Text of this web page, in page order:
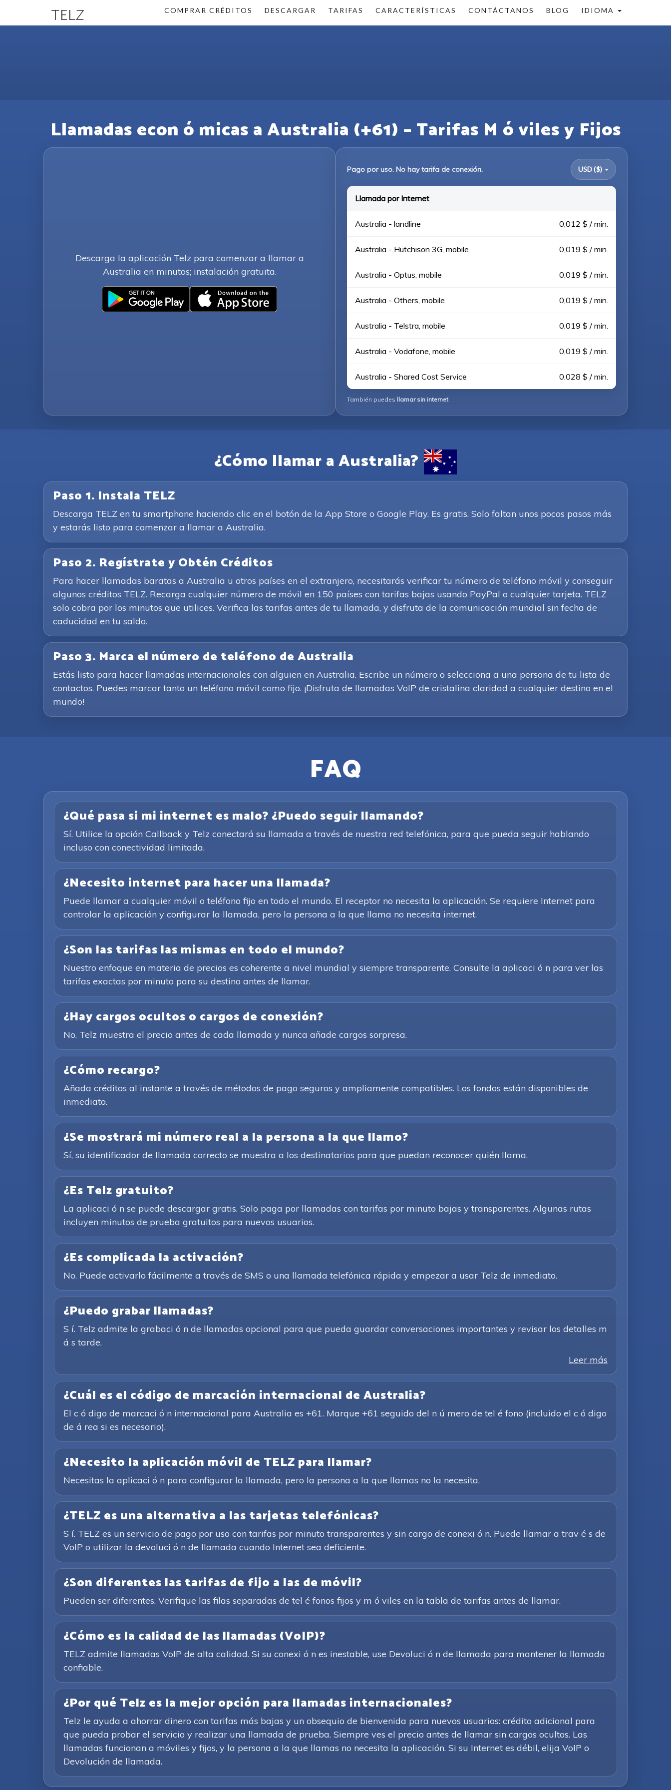
TELZ COMPRAR CRÉDITOS DESCARGAR TARIFAS CARACTERÍSTICAS CONTÁCTANOS BLOG IDIOMA
Llamadas econ ó micas a Australia (+61) – Tarifas M ó viles y Fijos
Descarga la aplicación Telz para comenzar a llamar a
Australia en minutos; instalación gratuita.
Pago por uso. No hay tarifa de conexión. USD ($)
Llamada por Internet
Australia - landline 0,012 $ / min.
Australia - Hutchison 3G, mobile 0,019 $ / min.
Australia - Optus, mobile 0,019 $ / min.
Australia - Others, mobile 0,019 $ / min.
Australia - Telstra, mobile 0,019 $ / min.
Australia - Vodafone, mobile 0,019 $ / min.
Australia - Shared Cost Service 0,028 $ / min.
También puedes llamar sin internet.
¿Cómo llamar a Australia?
Paso 1. Instala TELZ
Descarga TELZ en tu smartphone haciendo clic en el botón de la App Store o Google Play. Es gratis. Solo faltan unos pocos pasos más
y estarás listo para comenzar a llamar a Australia.
Paso 2. Regístrate y Obtén Créditos
Para hacer llamadas baratas a Australia u otros países en el extranjero, necesitarás verificar tu número de teléfono móvil y conseguir
algunos créditos TELZ. Recarga cualquier número de móvil en 150 países con tarifas bajas usando PayPal o cualquier tarjeta. TELZ
solo cobra por los minutos que utilices. Verifica las tarifas antes de tu llamada, y disfruta de la comunicación mundial sin fecha de
caducidad en tu saldo.
Paso 3. Marca el número de teléfono de Australia
Estás listo para hacer llamadas internacionales con alguien en Australia. Escribe un número o selecciona a una persona de tu lista de
contactos. Puedes marcar tanto un teléfono móvil como fijo. ¡Disfruta de llamadas VoIP de cristalina claridad a cualquier destino en el
mundo!
FAQ
¿Qué pasa si mi internet es malo? ¿Puedo seguir llamando?
Sí. Utilice la opción Callback y Telz conectará su llamada a través de nuestra red telefónica, para que pueda seguir hablando
incluso con conectividad limitada.
¿Necesito internet para hacer una llamada?
Puede llamar a cualquier móvil o teléfono fijo en todo el mundo. El receptor no necesita la aplicación. Se requiere Internet para
controlar la aplicación y configurar la llamada, pero la persona a la que llama no necesita internet.
¿Son las tarifas las mismas en todo el mundo?
Nuestro enfoque en materia de precios es coherente a nivel mundial y siempre transparente. Consulte la aplicaci ó n para ver las
tarifas exactas por minuto para su destino antes de llamar.
¿Hay cargos ocultos o cargos de conexión?
No. Telz muestra el precio antes de cada llamada y nunca añade cargos sorpresa.
¿Cómo recargo?
Añada créditos al instante a través de métodos de pago seguros y ampliamente compatibles. Los fondos están disponibles de
inmediato.
¿Se mostrará mi número real a la persona a la que llamo?
Sí, su identificador de llamada correcto se muestra a los destinatarios para que puedan reconocer quién llama.
¿Es Telz gratuito?
La aplicaci ó n se puede descargar gratis. Solo paga por llamadas con tarifas por minuto bajas y transparentes. Algunas rutas
incluyen minutos de prueba gratuitos para nuevos usuarios.
¿Es complicada la activación?
No. Puede activarlo fácilmente a través de SMS o una llamada telefónica rápida y empezar a usar Telz de inmediato.
¿Puedo grabar llamadas?
S í. Telz admite la grabaci ó n de llamadas opcional para que pueda guardar conversaciones importantes y revisar los detalles m
á s tarde.
Leer más
¿Cuál es el código de marcación internacional de Australia?
El c ó digo de marcaci ó n internacional para Australia es +61. Marque +61 seguido del n ú mero de tel é fono (incluido el c ó digo
de á rea si es necesario).
¿Necesito la aplicación móvil de TELZ para llamar?
Necesitas la aplicaci ó n para configurar la llamada, pero la persona a la que llamas no la necesita.
¿TELZ es una alternativa a las tarjetas telefónicas?
S í. TELZ es un servicio de pago por uso con tarifas por minuto transparentes y sin cargo de conexi ó n. Puede llamar a trav é s de
VoIP o utilizar la devoluci ó n de llamada cuando Internet sea deficiente.
¿Son diferentes las tarifas de fijo a las de móvil?
Pueden ser diferentes. Verifique las filas separadas de tel é fonos fijos y m ó viles en la tabla de tarifas antes de llamar.
¿Cómo es la calidad de las llamadas (VoIP)?
TELZ admite llamadas VoIP de alta calidad. Si su conexi ó n es inestable, use Devoluci ó n de llamada para mantener la llamada
confiable.
¿Por qué Telz es la mejor opción para llamadas internacionales?
Telz le ayuda a ahorrar dinero con tarifas más bajas y un obsequio de bienvenida para nuevos usuarios: crédito adicional para
que pueda probar el servicio y realizar una llamada de prueba. Siempre ves el precio antes de llamar sin cargos ocultos. Las
llamadas funcionan a móviles y fijos, y la persona a la que llamas no necesita la aplicación. Si su Internet es débil, elija VoIP o
Devolución de llamada.